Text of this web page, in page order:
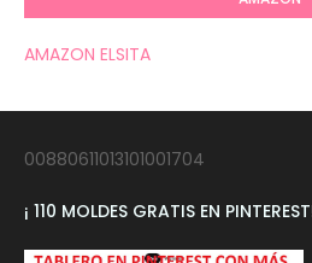
AMAZON ELSITA
00880611013101001704
¡ 110 MOLDES GRATIS EN